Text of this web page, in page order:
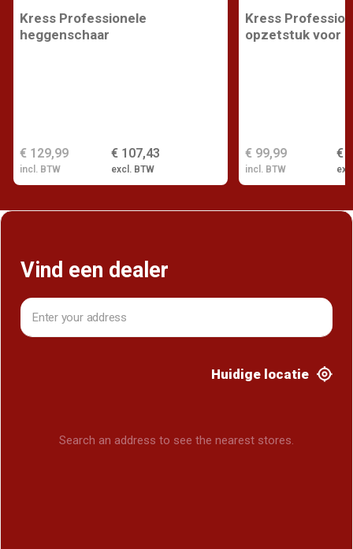
Kress Professionele
heggenschaar
€ 107,43
excl. BTW
€ 129,99
incl. BTW
Kress
opzetstuk voor
€
€ 99,99
incl. BTW
Vind een dealer
Huidige locatie
Search an address to see the nearest stores.